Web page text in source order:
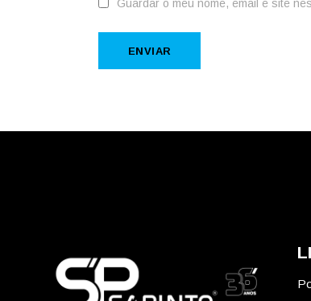
Guardar o meu nome, email e site
ENVIAR